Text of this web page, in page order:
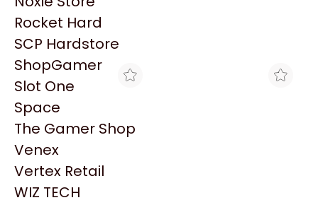
Palit
Philips
PowerColor
Razer
Redragon
Samsung
Sandisk
Sapphire
Seagate
Sentey
Rocket Hard
SCP Hardstore
ShopGamer
Slot One
Space
The Gamer Shop
Venex
Vertex Retail
WIZ TECH
Similares
Explorá más productos similares
A4 FULL
NUMPAD GENIUS 110 USB
(9251)